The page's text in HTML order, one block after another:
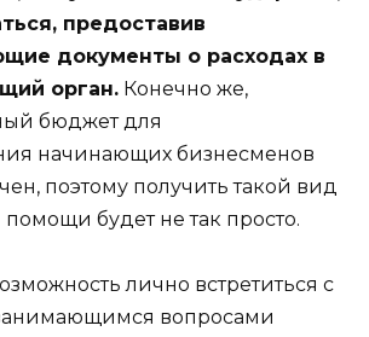
предоставив
документы о расходах в
орган. Конечно же,
бюджет для
начинающих бизнесменов
поэтому получить такой вид
будет не так просто.
лично встретиться с
вопросами